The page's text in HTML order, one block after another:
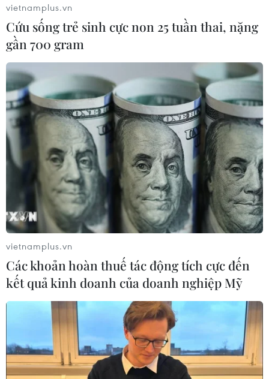
vietnamplus.vn
Cứu sống trẻ sinh cực non 25 tuần thai, nặng
gần 700 gram
vietnamplus.vn
Các khoản hoàn thuế tác động tích cực đến
kết quả kinh doanh của doanh nghiệp Mỹ